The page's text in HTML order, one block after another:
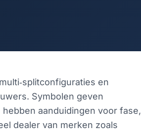
en
Symbolen geven
aanduidingen voor fase,
dealer van merken zoals